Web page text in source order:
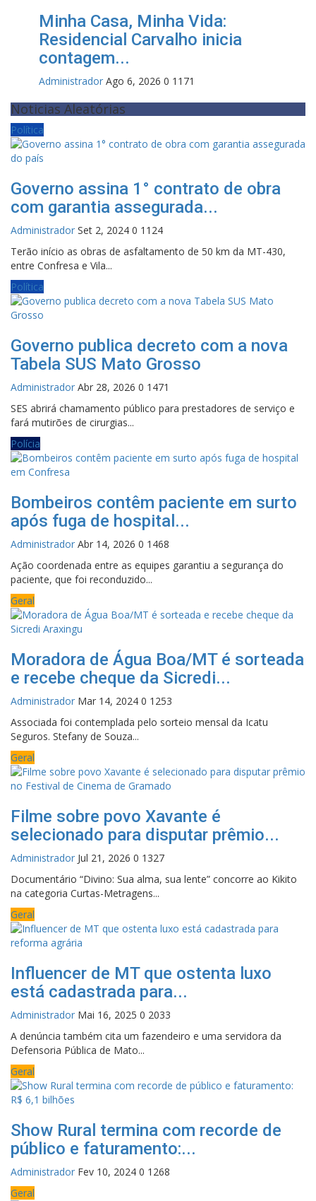
Minha Casa, Minha Vida:
Residencial Carvalho inicia
contagem...
Administrador Ago 6, 2026 0 1171
Noticias Aleatórias
Política
Governo assina 1° contrato de obra
com garantia assegurada...
Administrador Set 2, 2024 0 1124
Terão início as obras de asfaltamento de 50 km da MT-430,
entre Confresa e Vila...
Política
Governo publica decreto com a nova
Tabela SUS Mato Grosso
Administrador Abr 28, 2026 0 1471
SES abrirá chamamento público para prestadores de serviço e
fará mutirões de cirurgias...
Polícia
Bombeiros contêm paciente em surto
após fuga de hospital...
Administrador Abr 14, 2026 0 1468
Ação coordenada entre as equipes garantiu a segurança do
paciente, que foi reconduzido...
Geral
Moradora de Água Boa/MT é sorteada
e recebe cheque da Sicredi...
Administrador Mar 14, 2024 0 1253
Associada foi contemplada pelo sorteio mensal da Icatu
Seguros. Stefany de Souza...
Geral
Filme sobre povo Xavante é
selecionado para disputar prêmio...
Administrador Jul 21, 2026 0 1327
Documentário “Divino: Sua alma, sua lente” concorre ao Kikito
na categoria Curtas-Metragens...
Geral
Influencer de MT que ostenta luxo
está cadastrada para...
Administrador Mai 16, 2025 0 2033
A denúncia também cita um fazendeiro e uma servidora da
Defensoria Pública de Mato...
Geral
Show Rural termina com recorde de
público e faturamento:...
Administrador Fev 10, 2024 0 1268
Geral